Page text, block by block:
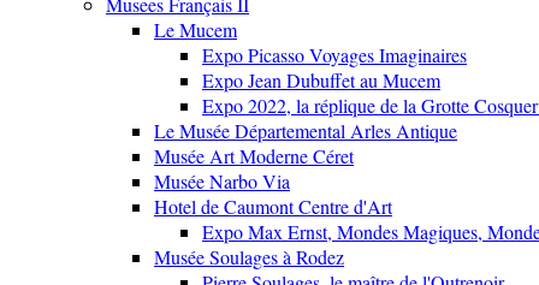
Le Mucem
Expo Picasso Voyages Imaginaires
Expo Jean Dubuffet au Mucem
Expo 2022, la réplique de la Grotte
Le Musée Départemental Arles Antique
Musée Art Moderne Céret
Musée Narbo Via
Hotel de Caumont Centre d'Art
Expo Max Ernst, Mondes Magiques,
Musée Soulages à Rodez